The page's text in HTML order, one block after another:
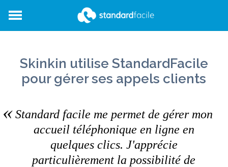
Skinkin utilise StandardFacile
pour gérer ses appels clients
Standard facile me permet de gérer mon
accueil téléphonique en ligne en
quelques clics. J'apprécie
particulièrement la possibilité de